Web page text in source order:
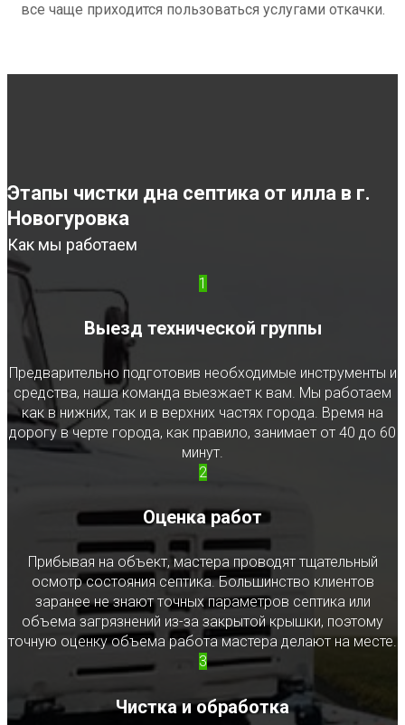
все чаще приходится пользоваться услугами откачки.
Этапы чистки дна септика от илла в г.
Новогуровка
Как мы работаем
1
Выезд технической группы
Предварительно подготовив необходимые инструменты и
средства, наша команда выезжает к вам. Мы работаем
как в нижних, так и в верхних частях города. Время на
дорогу в черте города, как правило, занимает от 40 до 60
минут.
2
Оценка работ
Прибывая на объект, мастера проводят тщательный
осмотр состояния септика. Большинство клиентов
заранее не знают точных параметров септика или
объема загрязнений из-за закрытой крышки, поэтому
точную оценку объема работа мастера делают на месте.
3
Чистка и обработка